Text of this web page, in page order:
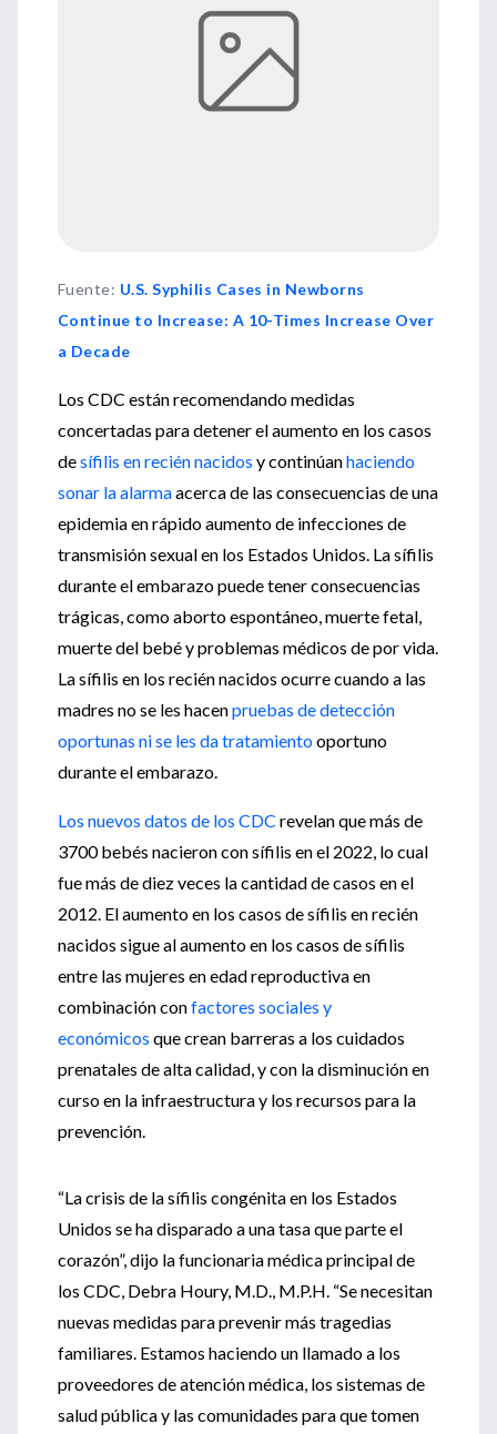
Fuente: U.S. Syphilis Cases in Newborns
Continue to Increase: A 10-Times Increase Over
a Decade
Los CDC están recomendando medidas
concertadas para detener el aumento en los casos
desífilis en recién nacidos y continúanhaciendo
sonar la alarmaacerca de las consecuencias de una
epidemia en rápido aumento de infecciones de
transmisión sexual en los Estados Unidos. La sífilis
durante el embarazo puede tener consecuencias
trágicas, como aborto espontáneo, muerte fetal,
muerte del bebé y problemas médicos de por vida.
La sífilis en los recién nacidos ocurre cuando a las
madres no se les hacenpruebas de detección
oportunas ni se les da tratamientooportuno
durante el embarazo.
Los nuevos datos de los CDC revelan que más de
3700 bebés nacieron con sífilis en el 2022, lo cual
fue más de diez veces la cantidad de casos en el
2012. El aumento en los casos de sífilis en recién
nacidos sigue al aumento en los casos de sífilis
entre las mujeres en edad reproductiva en
combinación confactores sociales y
económicos que crean barreras a los cuidados
prenatales de alta calidad, y con la disminución en
curso en la infraestructura y los recursos para la
prevención.
“La crisis de la sífilis congénita en los Estados
Unidos se ha disparado a una tasa que parte el
corazón”, dijo la funcionaria médica principal de
los CDC, Debra Houry, M.D., M.P.H. “Se necesitan
nuevas medidas para prevenir más tragedias
familiares. Estamos haciendo un llamado a los
proveedores de atención médica, los sistemas de
salud pública y las comunidades para que tomen